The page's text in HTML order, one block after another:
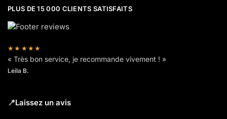
PLUS DE 15 000 CLIENTS SATISFAITS
★★★★★
« Très bon service, je recommande vivement ! »
Leila B.
📍Laissez un avis